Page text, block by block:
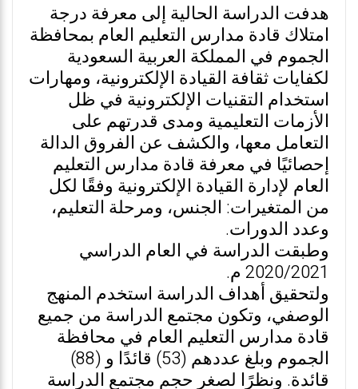
هدفت الدراسة الحالية إلى معرفة درجة
امتلاك قادة مدارس التعليم العام بمحافظة
الجموم في المملكة العربية السعودية
لكفايات ثقافة القيادة الإلكترونية، ومهارات
استخدام التقنيات الإلكترونية في ظل
الأزمات التعليمية ومدى قدرتهم على
التعامل معها، والكشف عن الفروق الدالة
إحصائيًا في معرفة قادة مدارس التعليم
العام لإدارة القيادة الإلكترونية وفقًا لكل
من المتغيرات: الجنس، ومرحلة التعليم،
وعدد الدورات.
وطبقت الدراسة في العام الدراسي
2020/2021 م.
ولتحقيق أهداف الدراسة استخدم المنهج
الوصفي، وتكون مجتمع الدراسة من جميع
قادة مدارس التعليم العام في محافظة
الجموم وبلغ عددهم (53) قائدًا و (88)
قائدة. ونظرًا لصغر حجم مجتمع الدراسة